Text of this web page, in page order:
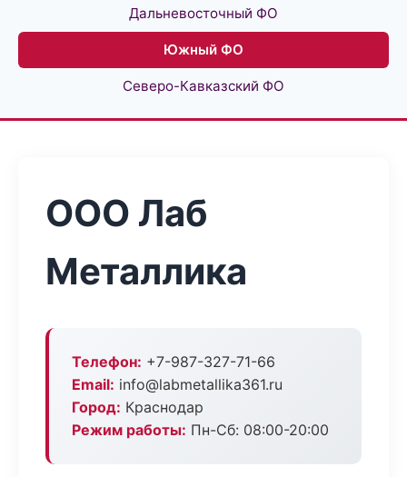
Дальневосточный ФО
Южный ФО
Северо-Кавказский ФО
ООО Лаб
Металлика
Телефон: +7-987-327-71-66
Email: info@labmetallika361.ru
Город: Краснодар
Режим работы: Пн-Сб: 08:00-20:00